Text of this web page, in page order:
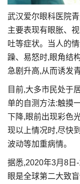
武汉爱尔眼科医院
主要表现有眼胀、
吐等症状。当人的
躁、易怒时,眼角结
急剧升高,从而诱发
目前,大多市民处于
单的自测方法:触摸
下降,眼前出现彩色
现以上情况时,尽快
波动等加重病情。
据悉,2020年3月8日
眼是全球第二大致